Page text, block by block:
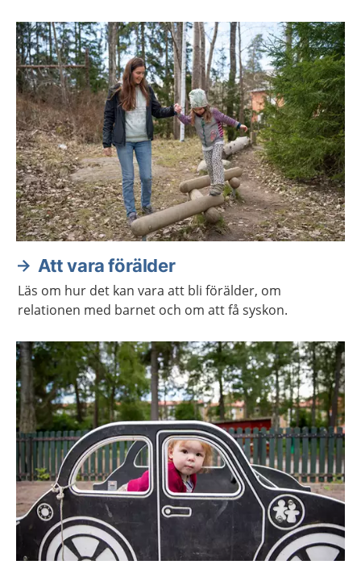
Att vara förälder
Läs om hur det kan vara att bli förälder, om
relationen med barnet och om att få syskon.